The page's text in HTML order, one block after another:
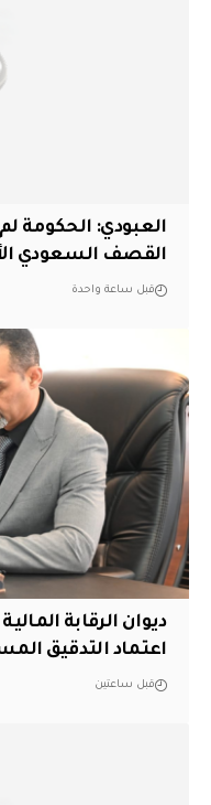
العبودي: الحكومة
القصف السعودي
قبل ساعة واحدة
ديوان الرقابة
اعتماد التدقيق
قبل ساعتين